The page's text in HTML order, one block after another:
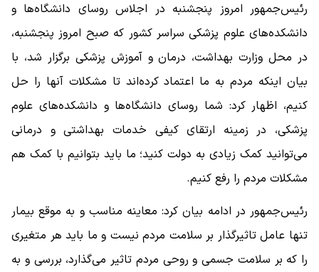
رئیس‌جمهور امروز پنجشنبه در اجلاس روسای دانشگاه‌ها و
دانشکده‌های علوم پزشکی سراسر کشور که صبح امروز پنجشنبه،
در محل وزارت بهداشت، درمان و آموزش پزشکی برگزار شد، با
بیان اینکه مردم به ما اعتماد کرده‌اند تا مشکلات آنها را حل
کنیم، اظهار کرد: شما روسای دانشگاه‌ها و دانشکده‌های علوم
پزشکی، در زمینه ارتقای کیفی خدمات بهداشتی و درمانی
می‌توانید کمک زیادی به دولت کنید؛ ما باید بتوانیم با کمک هم
مشکلات مردم را رفع کنیم.
رئیس‌جمهور در ادامه بیان کرد: معاینه مناسب و به موقع بیمار
تنها عامل تاثیرگذار بر سلامت مردم نیست و ما باید هر متغیری
را که بر سلامت جسمی و روحی مردم تاثیر می‌گذارد، بررسی و به